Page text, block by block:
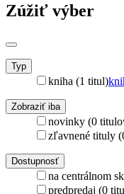
Zúžiť výber
Typ
kniha (1 titul)
Zobraziť iba
novinky (0
zľavnené tituly
Dostupnosť
na centrálnom
predpredaj (0